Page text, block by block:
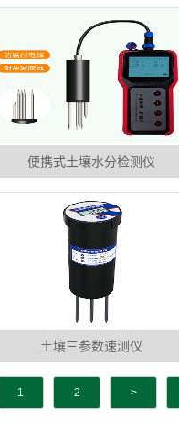
便携式土壤水分检测仪
土壤三参数速测仪
1 2 >